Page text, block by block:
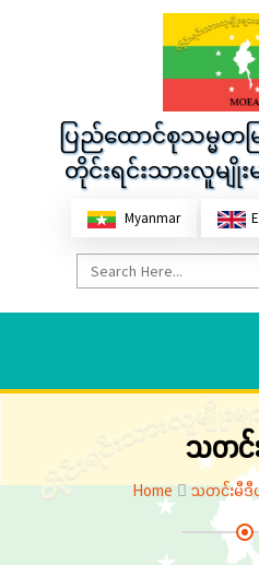
ပြည်ထောင်စုသမ္မတ
တိုင်းရင်းသားလူမျိုးမ
Myanmar
သတင်း
Home သတင်းမီဒီ